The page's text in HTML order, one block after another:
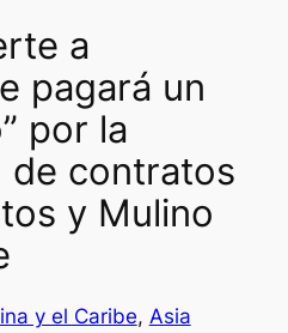
a
pagará un
por la
de contratos
y Mulino
y el Caribe, Asia